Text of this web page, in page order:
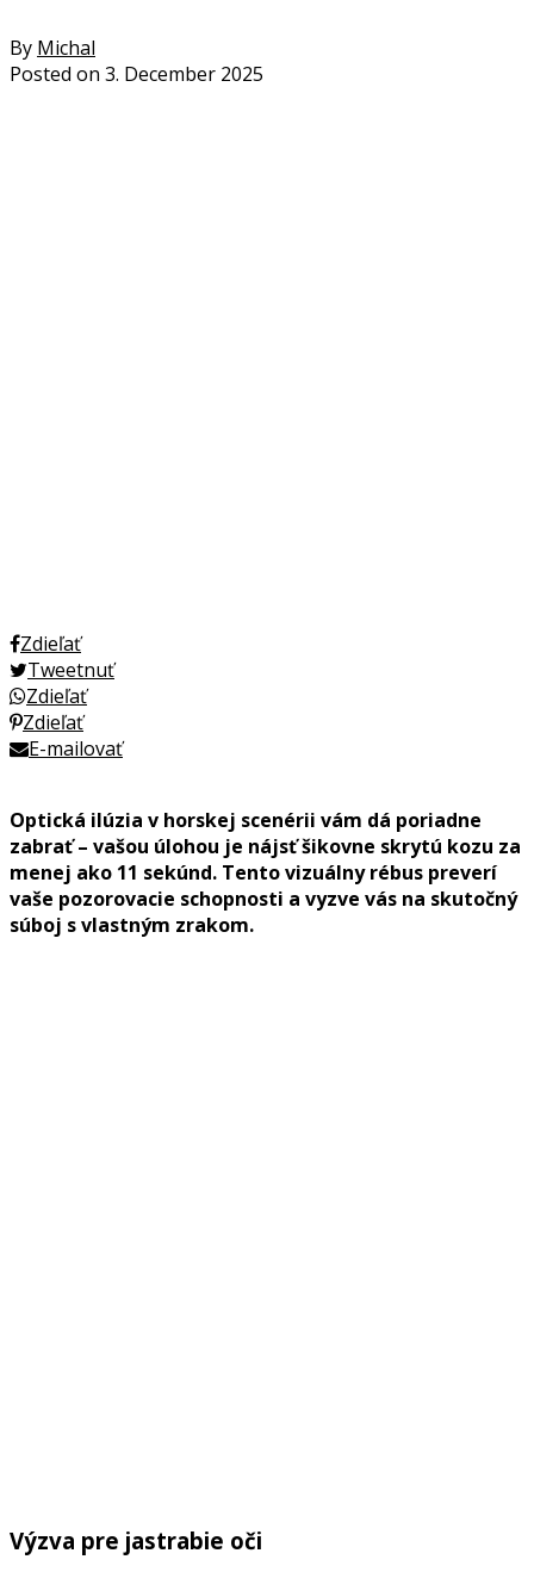
By Michal
Posted on 3. December 2025
Zdieľať
Tweetnuť
Zdieľať
Zdieľať
E-mailovať
Optická ilúzia v horskej scenérii vám dá poriadne
zabrať – vašou úlohou je nájsť šikovne skrytú kozu za
menej ako 11 sekúnd. Tento vizuálny rébus preverí
vaše pozorovacie schopnosti a vyzve vás na skutočný
súboj s vlastným zrakom.
Výzva pre jastrabie oči